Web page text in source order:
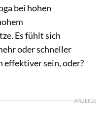
bei hohen
Es fühlt sich
oder schneller
effektiver sein, oder?
ANZEIGE